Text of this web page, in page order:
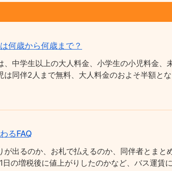
何歳から何歳まで？
、中学生以上の大人料金、小学生の小児料金、
は同伴2人まで無料、大人料金のおよそ半額と
るFAQ
が出るのか、お札で払えるのか、同伴者とま
の増税後に値上がりしたのかなど、バス運賃